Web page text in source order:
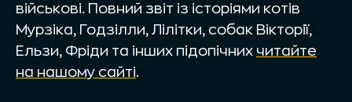
військові. Повний звіт із історіями котів
Мурзіка, Годзілли, Лілітки, собак Вікторії,
Ельзи, Фріди та інших підопічних читайте
на нашому сайті